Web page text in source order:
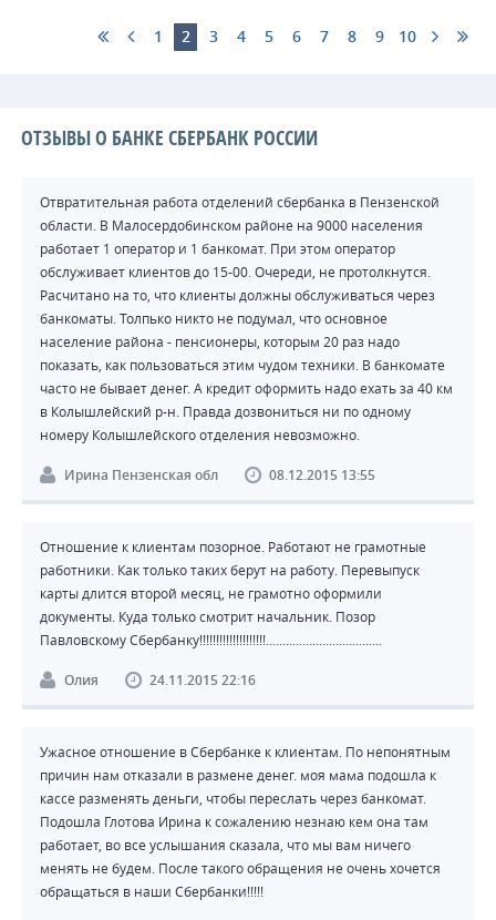
1 2 3 4 5 6 7 8 9 10
ОТЗЫВЫ О БАНКЕ СБЕРБАНК РОССИИ
Отвратительная работа отделений сбербанка в Пензенской
области. В Малосердобинском районе на 9000 населения
работает 1 оператор и 1 банкомат. При этом оператор
обслуживает клиентов до 15-00. Очереди, не протолкнутся.
Расчитано на то, что клиенты должны обслуживаться через
банкоматы. Толпько никто не подумал, что основное
население района - пенсионеры, которым 20 раз надо
показать, как пользоваться этим чудом техники. В банкомате
часто не бывает денег. А кредит оформить надо ехать за 40 км
в Колышлейский р-н. Правда дозвониться ни по одному
номеру Колышлейского отделения невозможно.
Ирина Пензенская обл 08.12.2015 13:55
Отношение к клиентам позорное. Работают не грамотные
работники. Как только таких берут на работу. Перевыпуск
карты длится второй месяц, не грамотно оформили
документы. Куда только смотрит начальник. Позор
Павловскому Сбербанку!!!!!!!!!!!!!!!!!!!!...................................
Олия 24.11.2015 22:16
Ужасное отношение в Сбербанке к клиентам. По непонятным
причин нам отказали в размене денег. моя мама подошла к
кассе разменять деньги, чтобы переслать через банкомат.
Подошла Глотова Ирина к сожалению незнаю кем она там
работает, во все услышания сказала, что мы вам ничего
менять не будем. После такого обращения не очень хочется
обращаться в наши Сбербанки!!!!!